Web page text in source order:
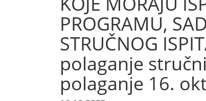
PROGRAMU,
STRUČNOG
polaganje
polaganje 16.